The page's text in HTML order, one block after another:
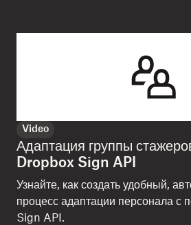
Video
Адаптация группы
Dropbox Sign API
Узнайте, как создать удобный,
процесс адаптации персонала
Sign API.